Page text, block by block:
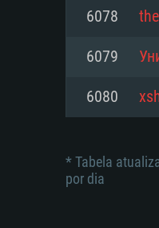
Disco:
Network:
Disco:
Network:
Disco: 21,5
6078
6079
6080
* Tabela
por dia